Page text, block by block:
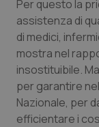
Basilicata
Calabria
Campania
Artrite &
Asma &
Car-T
QS Club
Per questo la
assistenza di
di medici,
mostra nel
insostituibile.
per garantire
Nazionale, per
efficientare i